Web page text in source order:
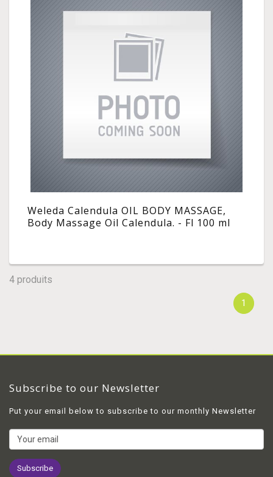
Weleda Calendula OIL BODY MASSAGE,
Body Massage Oil Calendula. - Fl 100 ml
4 produits
1
Subscribe to our Newsletter
Put your email below to subscribe to our monthly Newsletter